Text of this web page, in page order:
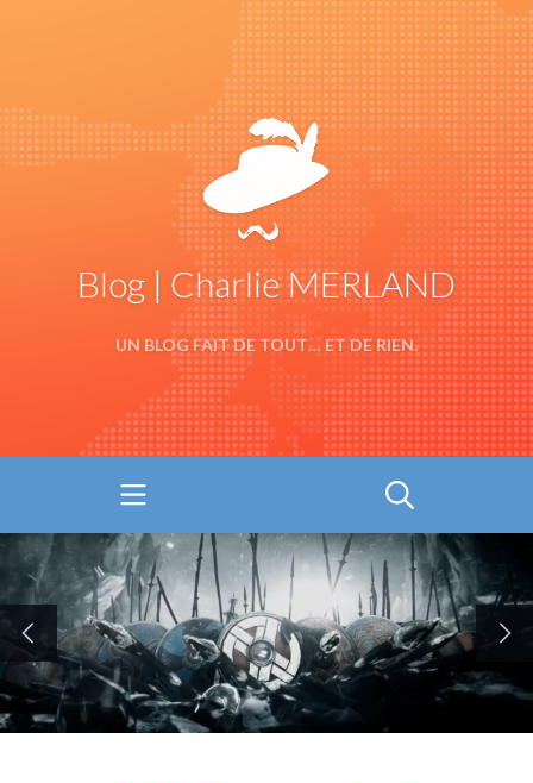
Blog | Charlie MERLAND
UN BLOG FAIT DE TOUT… ET DE RIEN.